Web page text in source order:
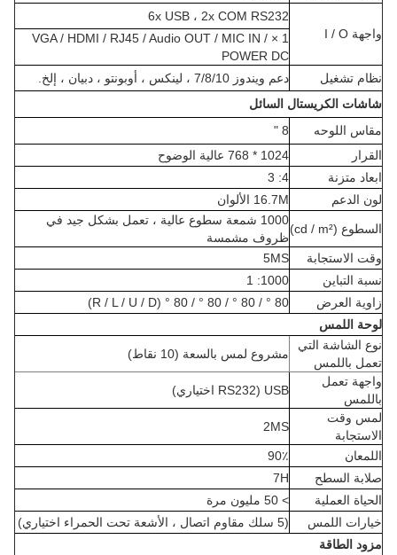
واجهة I / O
6x USB ، 2x COM RS232
1 × VGA / HDMI / RJ45 / Audio OUT / MIC IN /
POWER DC
نظام تشغيل
دعم ويندوز 7/8/10 ، لينكس ، أوبونتو ، دبيان ، إلخ.
شاشات الكريستال السائل
مقاس اللوحه
8 "
القرار
1024 * 768 عالية الوضوح
ابعاد متزنة
4: 3
لون الدعم
16.7M الألوان
السطوع (cd / m²)
1000 شمعة سطوع عالية ، تعمل بشكل جيد في
ظروف مشمسة
وقت الاستجابة
5MS
نسبة التباين
1000: 1
زاوية العرض
80 ° / 80 ° / 80 ° / 80 ° (R / L / U / D)
لوحة اللمس
نوع الشاشة التي
تعمل باللمس
مشروع لمس بالسعة (10 نقاط)
واجهة تعمل
باللمس
USB (RS232 اختياري)
لمس وقت
الاستجابة
2MS
اللمعان
90٪
صلابة السطح
7H
الحياة العملية
> 50 مليون مرة
خيارات اللمس
(5 سلك مقاوم اتصال ، الأشعة تحت الحمراء اختياري)
مزود الطاقة